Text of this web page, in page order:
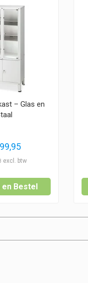
– Glas en
en Bestel